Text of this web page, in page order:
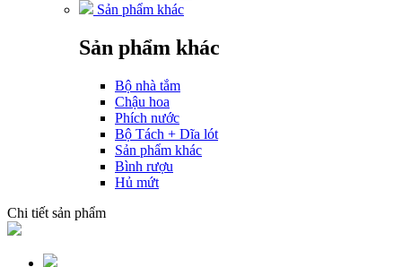
Sản phẩm khác
Sản phẩm khác
Bộ nhà tắm
Chậu hoa
Phích nước
Bộ Tách + Dĩa lót
Sản phẩm khác
Bình rượu
Hủ mứt
Chi tiết sản phẩm